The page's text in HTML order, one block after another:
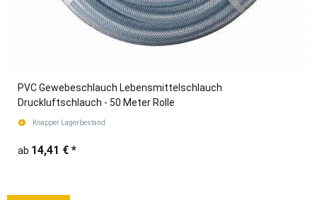
PVC Gewebeschlauch Lebensmittelschlauch
Druckluftschlauch - 50 Meter Rolle
Knapper Lagerbestand
ab 14,41 € *